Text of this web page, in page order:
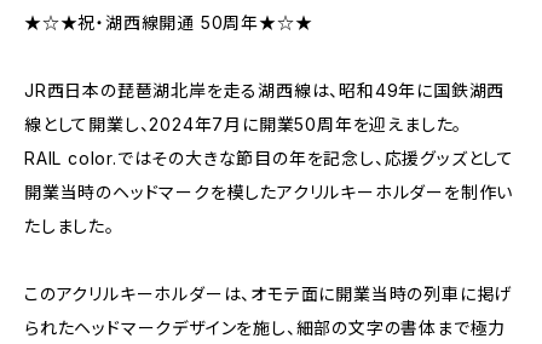
★☆★祝・湖西線開通 50周年★☆★
JR西日本の琵琶湖北岸を走る湖西線は、昭和49年に国鉄湖西
線として開業し、2024年7月に開業50周年を迎えました。
RAIL color.ではその大きな節目の年を記念し、応援グッズとして
開業当時のヘッドマークを模したアクリルキーホルダーを制作い
たしました。
このアクリルキーホルダーは、オモテ面に開業当時の列車に掲げ
られたヘッドマークデザインを施し、細部の文字の書体まで極力